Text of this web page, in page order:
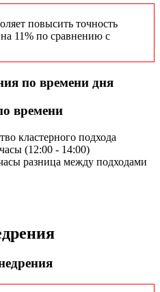
повысить точность
11% по сравнению с
по времени дня
времени
кластерного подхода
(12:00 - 14:00)
разница между подходами